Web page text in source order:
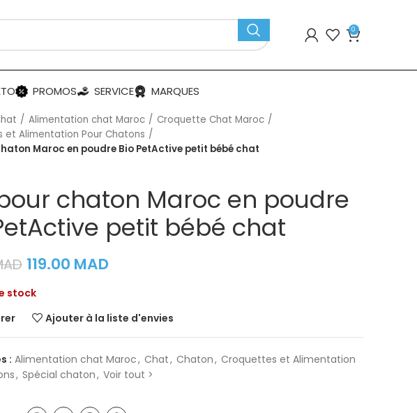
0
PROMOS SERVICE MARQUES
Alimentation chat Maroc
Croquette Chat Maroc
et Alimentation Pour Chatons
Maroc en poudre Bio PetActive petit bébé chat
chaton Maroc en poudre
petit bébé chat
119.00 MAD
stock
Ajouter à la liste d'envies
: Alimentation chat Maroc, Chat, Chaton, Croquettes et Alimentation
, Spécial chaton, Voir tout >